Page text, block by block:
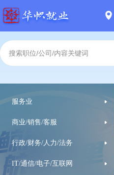
服务业
商业/销售/客服
行政/财务/人力/法务
IT/通信/电子/互联网